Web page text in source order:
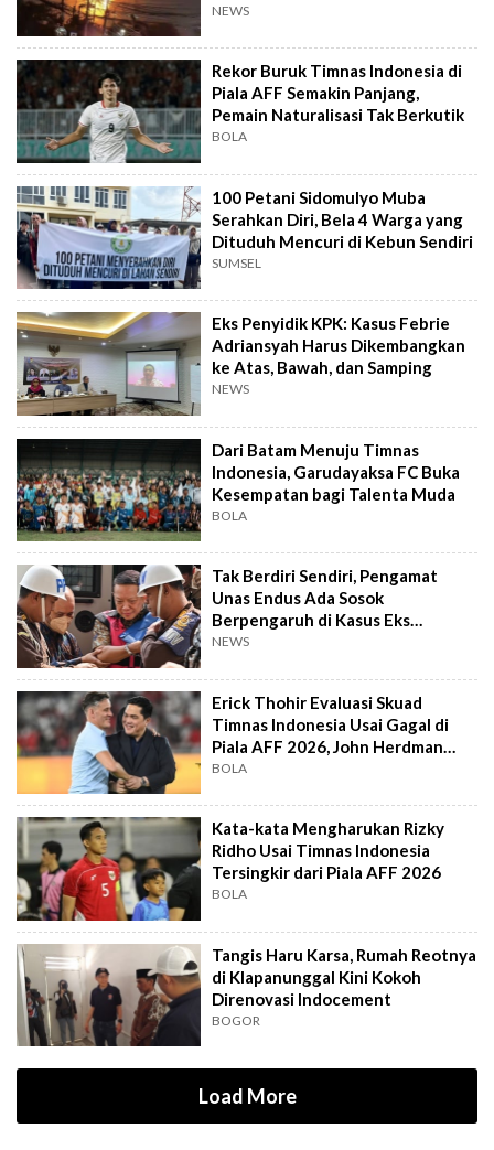
NEWS
Rekor Buruk Timnas Indonesia di
Piala AFF Semakin Panjang,
Pemain Naturalisasi Tak Berkutik
BOLA
100 Petani Sidomulyo Muba
Serahkan Diri, Bela 4 Warga yang
Dituduh Mencuri di Kebun Sendiri
SUMSEL
Eks Penyidik KPK: Kasus Febrie
Adriansyah Harus Dikembangkan
ke Atas, Bawah, dan Samping
NEWS
Dari Batam Menuju Timnas
Indonesia, Garudayaksa FC Buka
Kesempatan bagi Talenta Muda
BOLA
Tak Berdiri Sendiri, Pengamat
Unas Endus Ada Sosok
Berpengaruh di Kasus Eks
Jampidsus
NEWS
Erick Thohir Evaluasi Skuad
Timnas Indonesia Usai Gagal di
Piala AFF 2026, John Herdman
Out?
BOLA
Kata-kata Mengharukan Rizky
Ridho Usai Timnas Indonesia
Tersingkir dari Piala AFF 2026
BOLA
Tangis Haru Karsa, Rumah Reotnya
di Klapanunggal Kini Kokoh
Direnovasi Indocement
BOGOR
Load More